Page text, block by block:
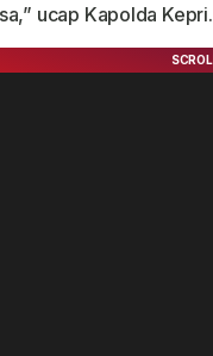
ucap Kapolda Kepri.